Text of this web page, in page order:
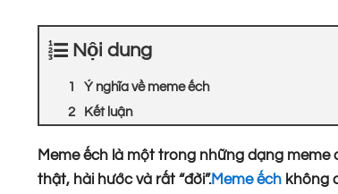
Nội dung
Ý nghĩa về meme ếch
Kết luận
Meme ếch là một trong những dạng
thật, hài hước và rất “đời”.Meme ếch không